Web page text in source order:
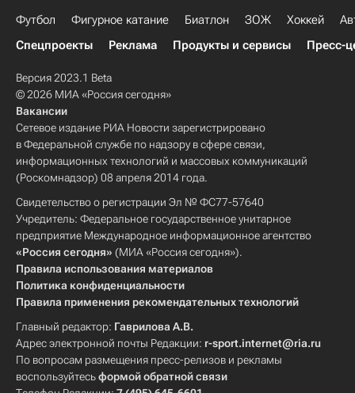
Футбол Фигурное катание Биатлон ЗОЖ Хоккей
Спецпроекты
Реклама Продукты и сервисы Пресс-
Версия 2023.1 Beta
© 2026 МИА «Россия сегодня»
Вакансии
Сетевое издание РИА Новости зарегистрировано
в Федеральной службе по надзору в сфере связи,
информационных технологий и массовых коммуникаций
(Роскомнадзор) 08 апреля 2014 года.
Свидетельство о регистрации Эл № ФС77-57640
Учредитель: Федеральное государственное унитарное
предприятие Международное информационное агентство
«Россия сегодня» (МИА «Россия сегодня»).
Правила использования материалов
Политика конфиденциальности
Правила применения рекомендательных технологий
Главный редактор: Гаврилова А.В.
Адрес электронной почты Редакции: r-sport.internet@ria.ru
По вопросам размещения пресс-релизов и рекламы
воспользуйтесьформой обратной связи